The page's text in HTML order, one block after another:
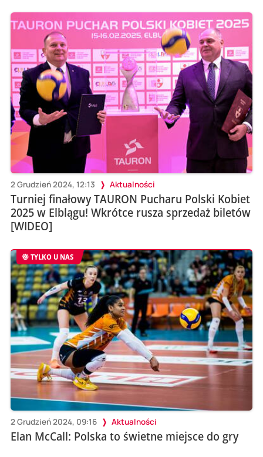
2 Grudzień 2024, 12:13 Aktualności
Turniej finałowy TAURON Pucharu Polski Kobiet
2025 w Elblągu! Wkrótce rusza sprzedaż biletów
[WIDEO]
TYLKO U NAS
2 Grudzień 2024, 09:16 Aktualności
Elan McCall: Polska to świetne miejsce do gry